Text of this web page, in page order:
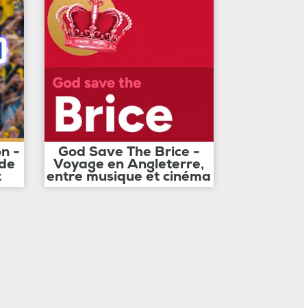
- God Save The Brice -
Voyage en Angleterre,
entre musique et cinéma